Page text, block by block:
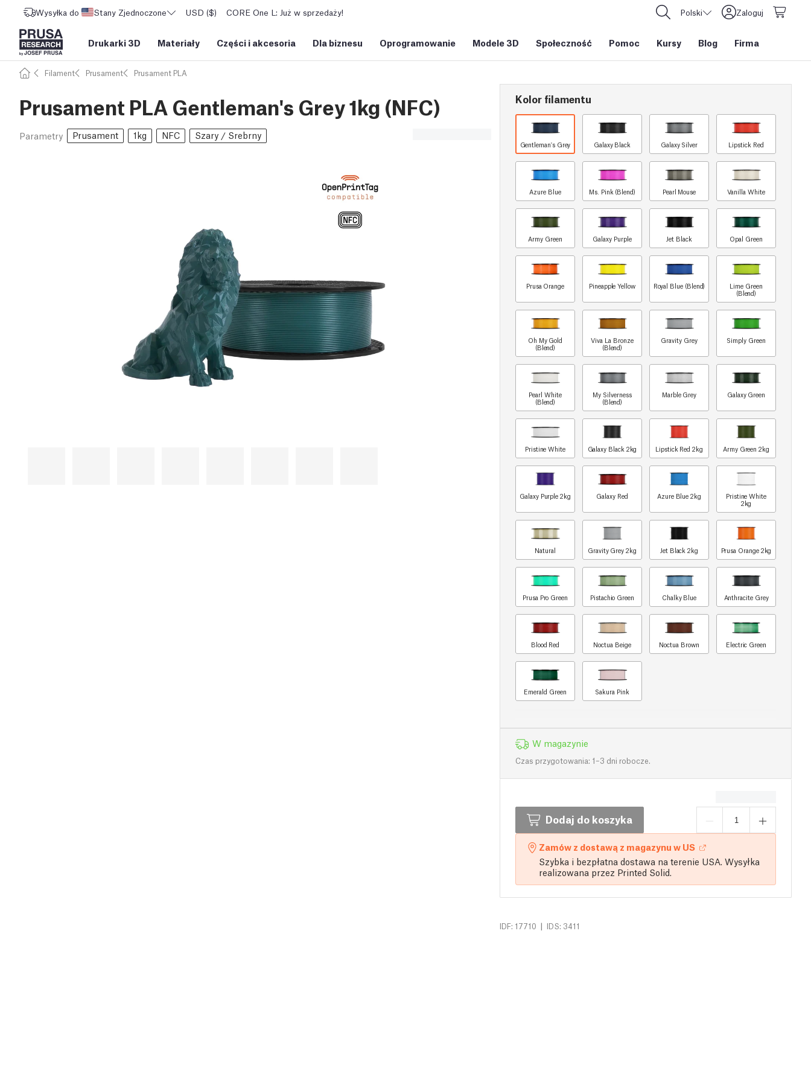
Wysyłka do Stany Zjednoczone USD ($) CORE One L: Już w sprzedaży! Polski Zaloguj
Drukarki 3D Materiały Części i akcesoria Dla biznesu Oprogramowanie Modele 3D Społeczność Pomoc Kursy Blog Firma
Filament Prusament Prusament PLA
Prusament PLA Gentleman's Grey 1kg (NFC)
Parametry Prusament 1kg NFC Szary / Srebrny
Kolor filamentu
Gentleman's Grey Galaxy Black Galaxy Silver Lipstick Red
Azure Blue Ms. Pink (Blend) Pearl Mouse Vanilla White
Army Green Galaxy Purple Jet Black Opal Green
Prusa Orange Pineapple Yellow Royal Blue (Blend)
Lime Green
(Blend)
Oh My Gold
(Blend)
Viva La Bronze
(Blend)
Gravity Grey Simply Green
Pearl White
(Blend)
My Silverness
(Blend)
Marble Grey Galaxy Green
Pristine White Galaxy Black 2kg Lipstick Red 2kg Army Green 2kg
Galaxy Purple 2kg Galaxy Red Azure Blue 2kg
Pristine White
2kg
Natural Gravity Grey 2kg Jet Black 2kg Prusa Orange 2kg
Prusa Pro Green Pistachio Green Chalky Blue Anthracite Grey
Blood Red Noctua Beige Noctua Brown Electric Green
Emerald Green Sakura Pink
W magazynie
Czas przygotowania: 1–3 dni robocze.
Dodaj do koszyka
Zamów z dostawą z magazynu w US
Szybka i bezpłatna dostawa na terenie USA. Wysyłka
realizowana przez Printed Solid.
IDF: 17710 | IDS: 3411